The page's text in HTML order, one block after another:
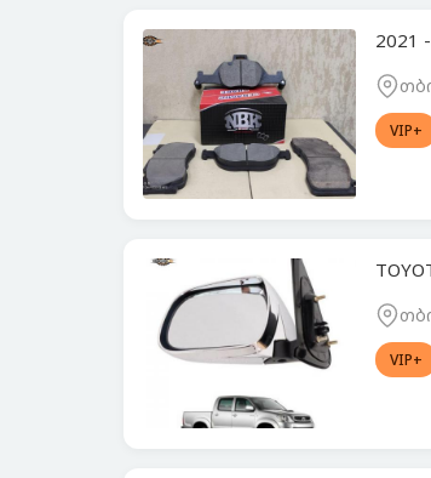
2021
VIP+
VIP+